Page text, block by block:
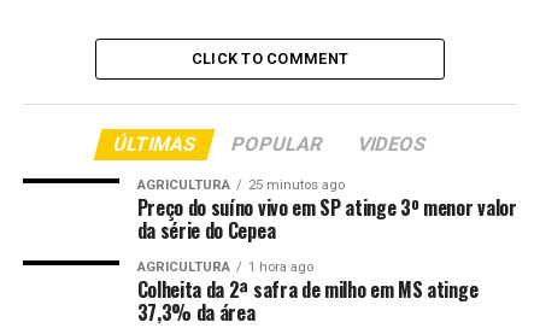
resultaria na continuidade ou na reincidência de danos
materiais à indústria doméstica em um prazo previsível.
A revisão ocorre em meio à mobilização de entidades
agrícolas norte-americanas pela retirada dos tributos.
De acordo com o material fornecido, a articulação é
liderada pela Associação Nacional dos Produtores de
Milho (NCGA), que sustenta que os custos elevados dos
insumos pressionam a rentabilidade no campo e
comprometem o planejamento das próximas safras.
CLICK TO COMMENT
ÚLTIMAS POPULAR VIDEOS
AGRICULTURA 25 minutos ago
Preço do suíno vivo em SP atinge 3º menor valor
da série do Cepea
AGRICULTURA 1 hora ago
Colheita da 2ª safra de milho em MS atinge
37,3% da área